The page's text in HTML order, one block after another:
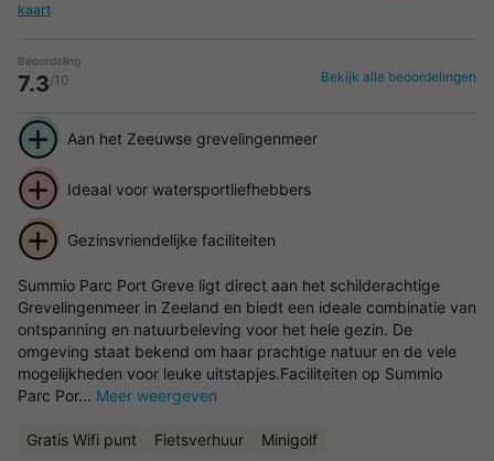
kaart
Beoordeling
7.3/10 Bekijk alle beoordelingen
Aan het Zeeuwse grevelingenmeer
Ideaal voor watersportliefhebbers
Gezinsvriendelijke faciliteiten
Summio Parc Port Greve ligt direct aan het schilderachtige
Grevelingenmeer in Zeeland en biedt een ideale combinatie van
ontspanning en natuurbeleving voor het hele gezin. De
omgeving staat bekend om haar prachtige natuur en de vele
mogelijkheden voor leuke uitstapjes.Faciliteiten op Summio
Parc Por... Meer weergeven
Gratis Wifi punt Fietsverhuur Minigolf